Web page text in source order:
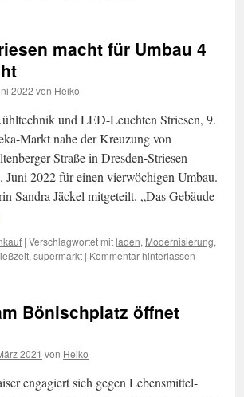
macht für Umbau 4
2022 von Heiko
und LED-Leuchten Striesen, 9.
Markt nahe der Kreuzung von
Straße in Dresden-Striesen
Juni 2022 für einen vierwöchigen Umbau.
Sandra Jäckel mitgeteilt. „Das Gebäude
| Verschlagwortet mitladen, Modernisierung,
, supermarkt | Kommentar hinterlassen
Bönischplatz öffnet
2021 von Heiko
engagiert sich gegen Lebensmittel-